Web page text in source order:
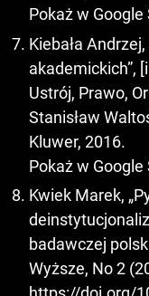
Pokaż w Google
Kiebała
akademickich”,
Ustrój, Prawo,
Stanisław
Kluwer, 2016.
Pokaż w Google
Kwiek Marek,
badawczej
Wyższe, No 2